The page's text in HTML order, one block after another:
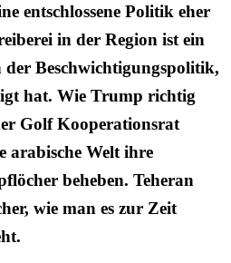
entschlossene Politik eher
in der Region ist ein
Beschwichtigungspolitik,
hat. Wie Trump richtig
Golf Kooperationsrat
arabische Welt ihre
beheben. Teheran
wie man es zur Zeit